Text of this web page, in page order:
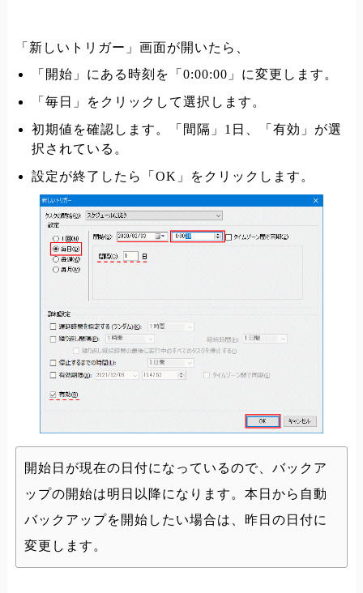
「新しいトリガー」画面が開いたら、
「開始」にある時刻を「0:00:00」に変更します。
「毎日」をクリックして選択します。
初期値を確認します。「間隔」1日、「有効」が選
択されている。
設定が終了したら「OK」をクリックします。
開始日が現在の日付になっているので、バックア
ップの開始は明日以降になります。本日から自動
バックアップを開始したい場合は、昨日の日付に
変更します。